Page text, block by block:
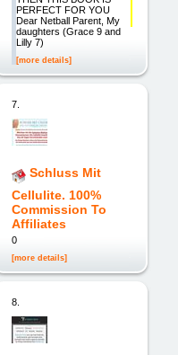
PERFECT FOR YOU
Dear Netball Parent, My
daughters (Grace 9 and
Lilly 7)
[more details]
7.
Schluss Mit
Cellulite. 100%
Commission To
Affiliates
0
[more details]
8.